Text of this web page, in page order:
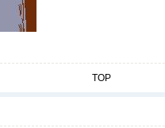
TOP